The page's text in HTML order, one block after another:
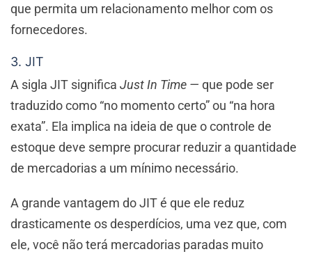
que permita um relacionamento melhor com os
fornecedores.
3. JIT
A sigla JIT significa Just In Time — que pode ser
traduzido como “no momento certo” ou “na hora
exata”. Ela implica na ideia de que o controle de
estoque deve sempre procurar reduzir a quantidade
de mercadorias a um mínimo necessário.
A grande vantagem do JIT é que ele reduz
drasticamente os desperdícios, uma vez que, com
ele, você não terá mercadorias paradas muito